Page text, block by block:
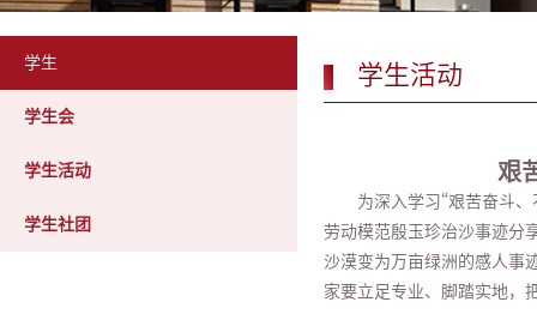
学生
学生会
学生活动
学生社团
学生活动
艰
为深入学习“艰苦奋斗
劳动模范殷玉珍治沙事迹分
沙漠变为万亩绿洲的感人事
家要立足专业、脚踏实地，